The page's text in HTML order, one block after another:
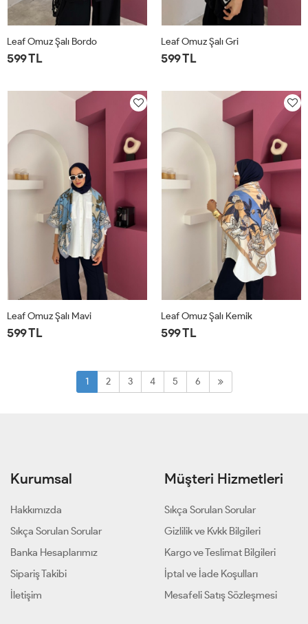
Leaf Omuz Şalı Bordo
599 TL
Leaf Omuz Şalı Gri
599 TL
Leaf Omuz Şalı Mavi
599 TL
Leaf Omuz Şalı Kemik
599 TL
1 2 3 4 5 6
Kurumsal
Hakkımızda
Sıkça Sorulan Sorular
Banka Hesaplarımız
Sipariş Takibi
İletişim
Müşteri Hizmetleri
Sıkça Sorulan Sorular
Gizlilik ve Kvkk Bilgileri
Kargo ve Teslimat Bilgileri
İptal ve İade Koşulları
Mesafeli Satış Sözleşmesi